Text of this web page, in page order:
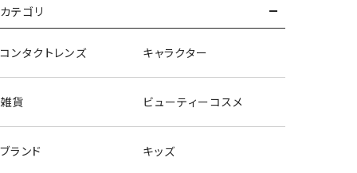
カテゴリ
コンタクトレンズ キャラクター
雑貨 ビューティーコスメ
ブランド キッズ